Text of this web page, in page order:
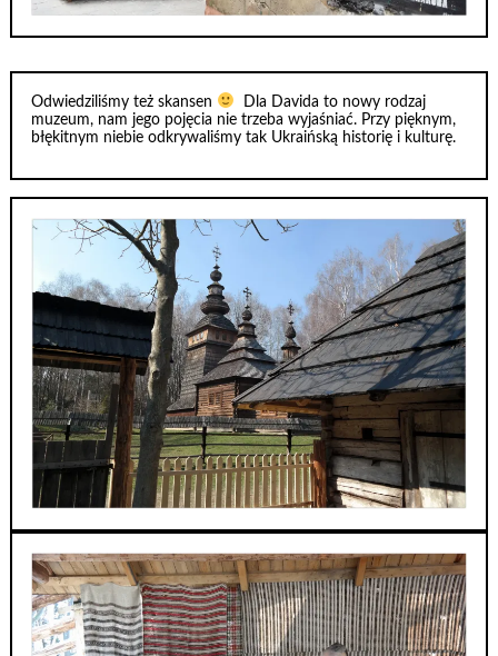
Odwiedziliśmy też skansen
Dla Davida to nowy rodzaj
muzeum, nam jego pojęcia nie trzeba wyjaśniać. Przy pięknym,
błękitnym niebie odkrywaliśmy tak Ukraińską historię i kulturę.